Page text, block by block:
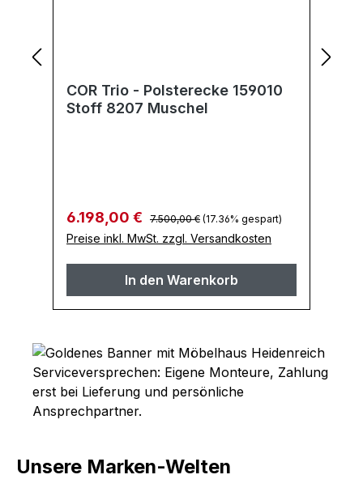
COR Trio - Polsterecke 159010
Stoff 8207 Muschel
Verkaufspreis:
6.198,00 € Regulärer Preis:
7.500,00 € (17.36% gespart)
Preise inkl. MwSt. zzgl. Versandkosten
In den Warenkorb
Unsere Marken-Welten